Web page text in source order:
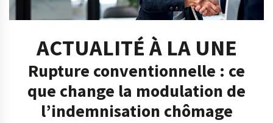
ACTUALITÉ À LA UNE
Rupture conventionnelle : ce
que change la modulation de
l’indemnisation chômage